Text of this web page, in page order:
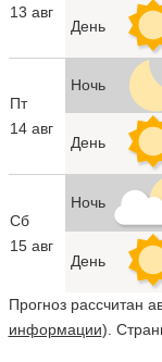
13 авг
День
Пт
14 авг
Ночь
День
Сб
15 авг
Ночь
День
Прогноз рассчитан
информации).